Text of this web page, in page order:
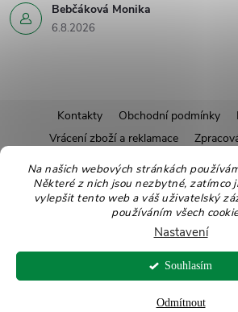
Na našich webových stránkách
Některé z nich jsou nezbytné, zatímco
vylepšit tento web a váš uživatelský
používáním všech
Nastavení
Odmítnout
Souhlasím
Bebčáková Monika
6.8.2026
á
Kontakty Obchodní podmínky
Vrácení zboží a reklamace
Pravidla soutěží
Affiliate
Pro nové dodavatele
Ekologické
Vytvořil Shoptet
Copyright 2026Zdravoslav. Všechna práva
cookies